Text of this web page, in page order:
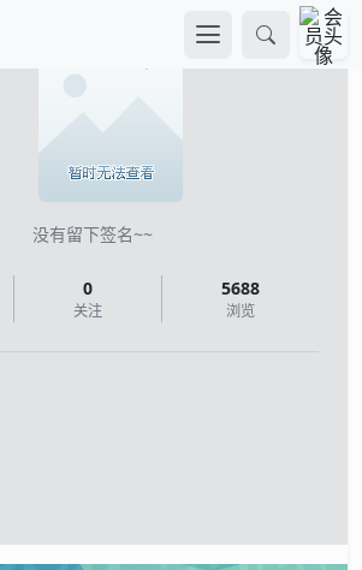
肖苏萍
没有留下签名~~
0
关注
5688
浏览